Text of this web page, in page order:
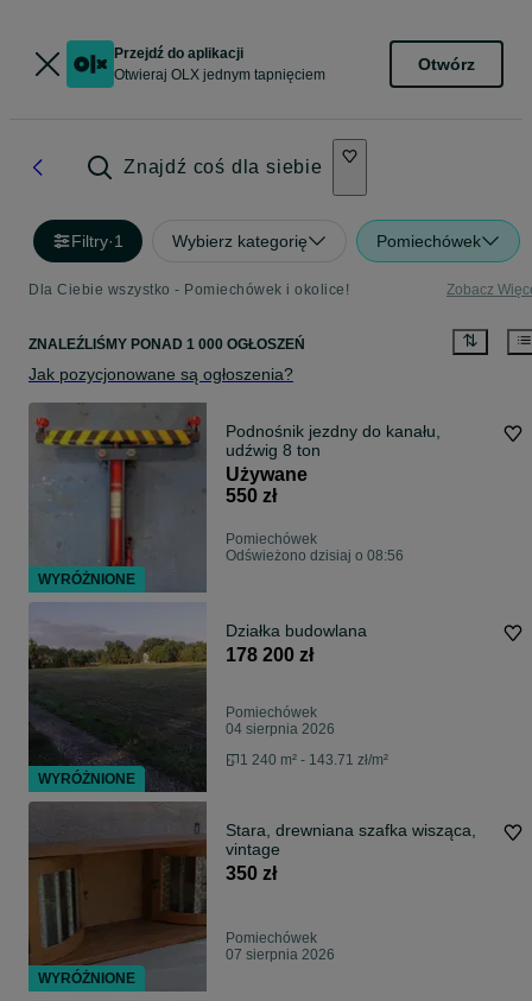
Przejdź do aplikacji
Otwieraj OLX jednym tapnięciem
Otwórz
Znajdź coś dla siebie
Filtry·1 Wybierz kategorię Pomiechówek
Dla Ciebie wszystko - Pomiechówek i okolice! Zobacz
ZNALEŹLIŚMY PONAD 1 000 OGŁOSZEŃ
Jak pozycjonowane są ogłoszenia?
Podnośnik jezdny do kanału,
udźwig 8 ton
Używane
550 zł
Pomiechówek
Odświeżono dzisiaj o 08:56
Działka budowlana
178 200 zł
Pomiechówek
04 sierpnia 2026
1 240 m² - 143.71 zł/m²
Stara, drewniana szafka wisząca,
vintage
350 zł
Pomiechówek
07 sierpnia 2026
WYRÓŻNIONE
WYRÓŻNIONE
WYRÓŻNIONE